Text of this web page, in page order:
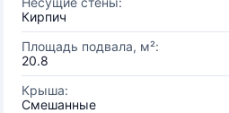
Кирпич
Площадь подвала, м²:
20.8
Крыша:
Смешанные